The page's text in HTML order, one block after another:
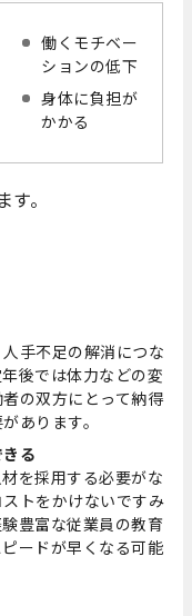
働くモチベー
ションの低下
身体に負担が
かかる
。
手不足の解消につな
後では体力などの変
の双方にとって納得
あります。
る
を採用する必要がな
トをかけないですみ
豊富な従業員の教育
ードが早くなる可能